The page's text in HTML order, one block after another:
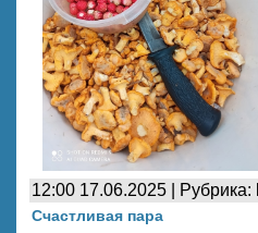
12:00 17.06.2025 | Рубрика:
Счастливая пара